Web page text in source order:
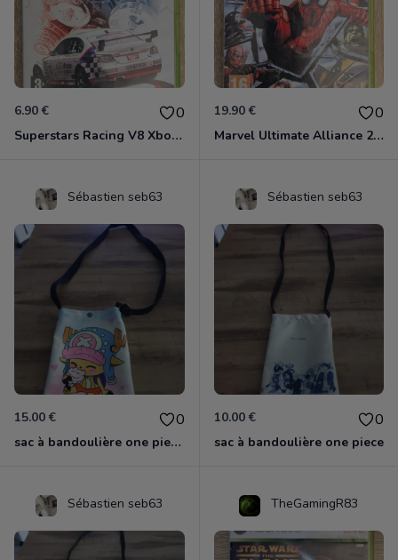
6.90 € 0
Superstars Racing V8 Xbox 360
19.90 € 0
Marvel Ultimate Alliance 2 Xbox 360
Sébastien seb63
15.00 € 0
sac à bandoulière one piece chopper
Sébastien seb63
10.00 € 0
sac à bandoulière one piece
Sébastien seb63 TheGamingR83